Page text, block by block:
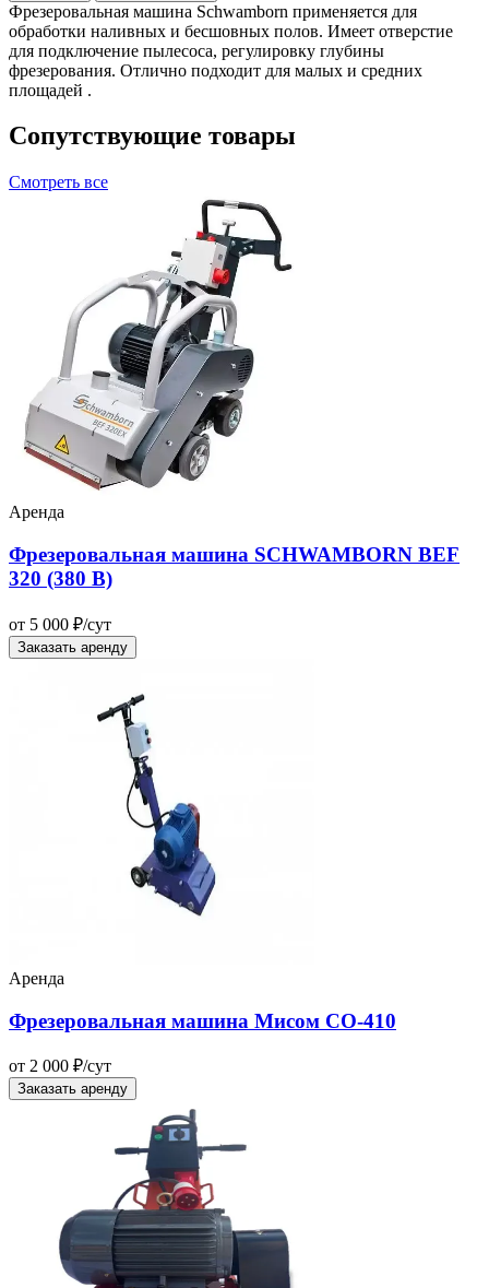
Фрезеровальная машина Schwamborn применяется для
обработки наливных и бесшовных полов. Имеет отверстие
для подключение пылесоса, регулировку глубины
фрезерования. Отлично подходит для малых и средних
площадей .
Сопутствующие товары
Смотреть все
Аренда
Фрезеровальная машина SCHWAMBORN BEF
320 (380 В)
от 5 000 ₽/сут
Заказать аренду
Аренда
Фрезеровальная машина Мисом СО-410
от 2 000 ₽/сут
Заказать аренду